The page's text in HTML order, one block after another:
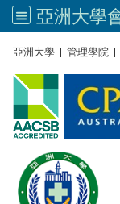
亞洲大學 | 管理學院 |